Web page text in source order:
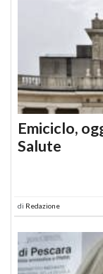
Emiciclo,
Salute
di Redazione